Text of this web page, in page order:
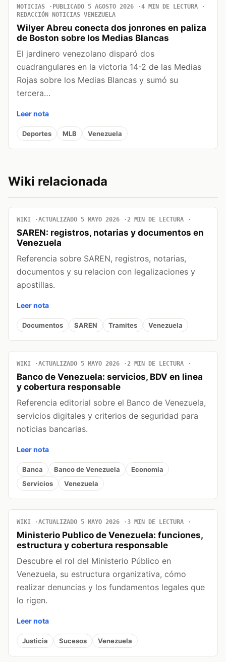
NOTICIAS PUBLICADO 5 AGOSTO 2026
4 MIN DE LECTURA
REDACCIÓN NOTICIAS VENEZUELA
Wilyer Abreu conecta dos jonrones en paliza
de Boston sobre los Medias Blancas
El jardinero venezolano disparó dos
cuadrangulares en la victoria 14-2 de las Medias
Rojas sobre los Medias Blancas y sumó su
tercera…
Leer nota
Deportes MLB Venezuela
Wiki relacionada
WIKI ACTUALIZADO 5 MAYO 2026 2 MIN DE LECTURA
SAREN: registros, notarias y documentos en
Venezuela
Referencia sobre SAREN, registros, notarias,
documentos y su relacion con legalizaciones y
apostillas.
Leer nota
Documentos SAREN Tramites Venezuela
WIKI ACTUALIZADO 5 MAYO 2026 2 MIN DE LECTURA
Banco de Venezuela: servicios, BDV en linea
y cobertura responsable
Referencia editorial sobre el Banco de Venezuela,
servicios digitales y criterios de seguridad para
noticias bancarias.
Leer nota
Banca Banco de Venezuela
Economia
Servicios
Venezuela
WIKI ACTUALIZADO 5 MAYO 2026 3 MIN DE LECTURA
Ministerio Publico de Venezuela: funciones,
estructura y cobertura responsable
Descubre el rol del Ministerio Público en
Venezuela, su estructura organizativa, cómo
realizar denuncias y los fundamentos legales que
lo rigen.
Leer nota
Justicia Sucesos Venezuela